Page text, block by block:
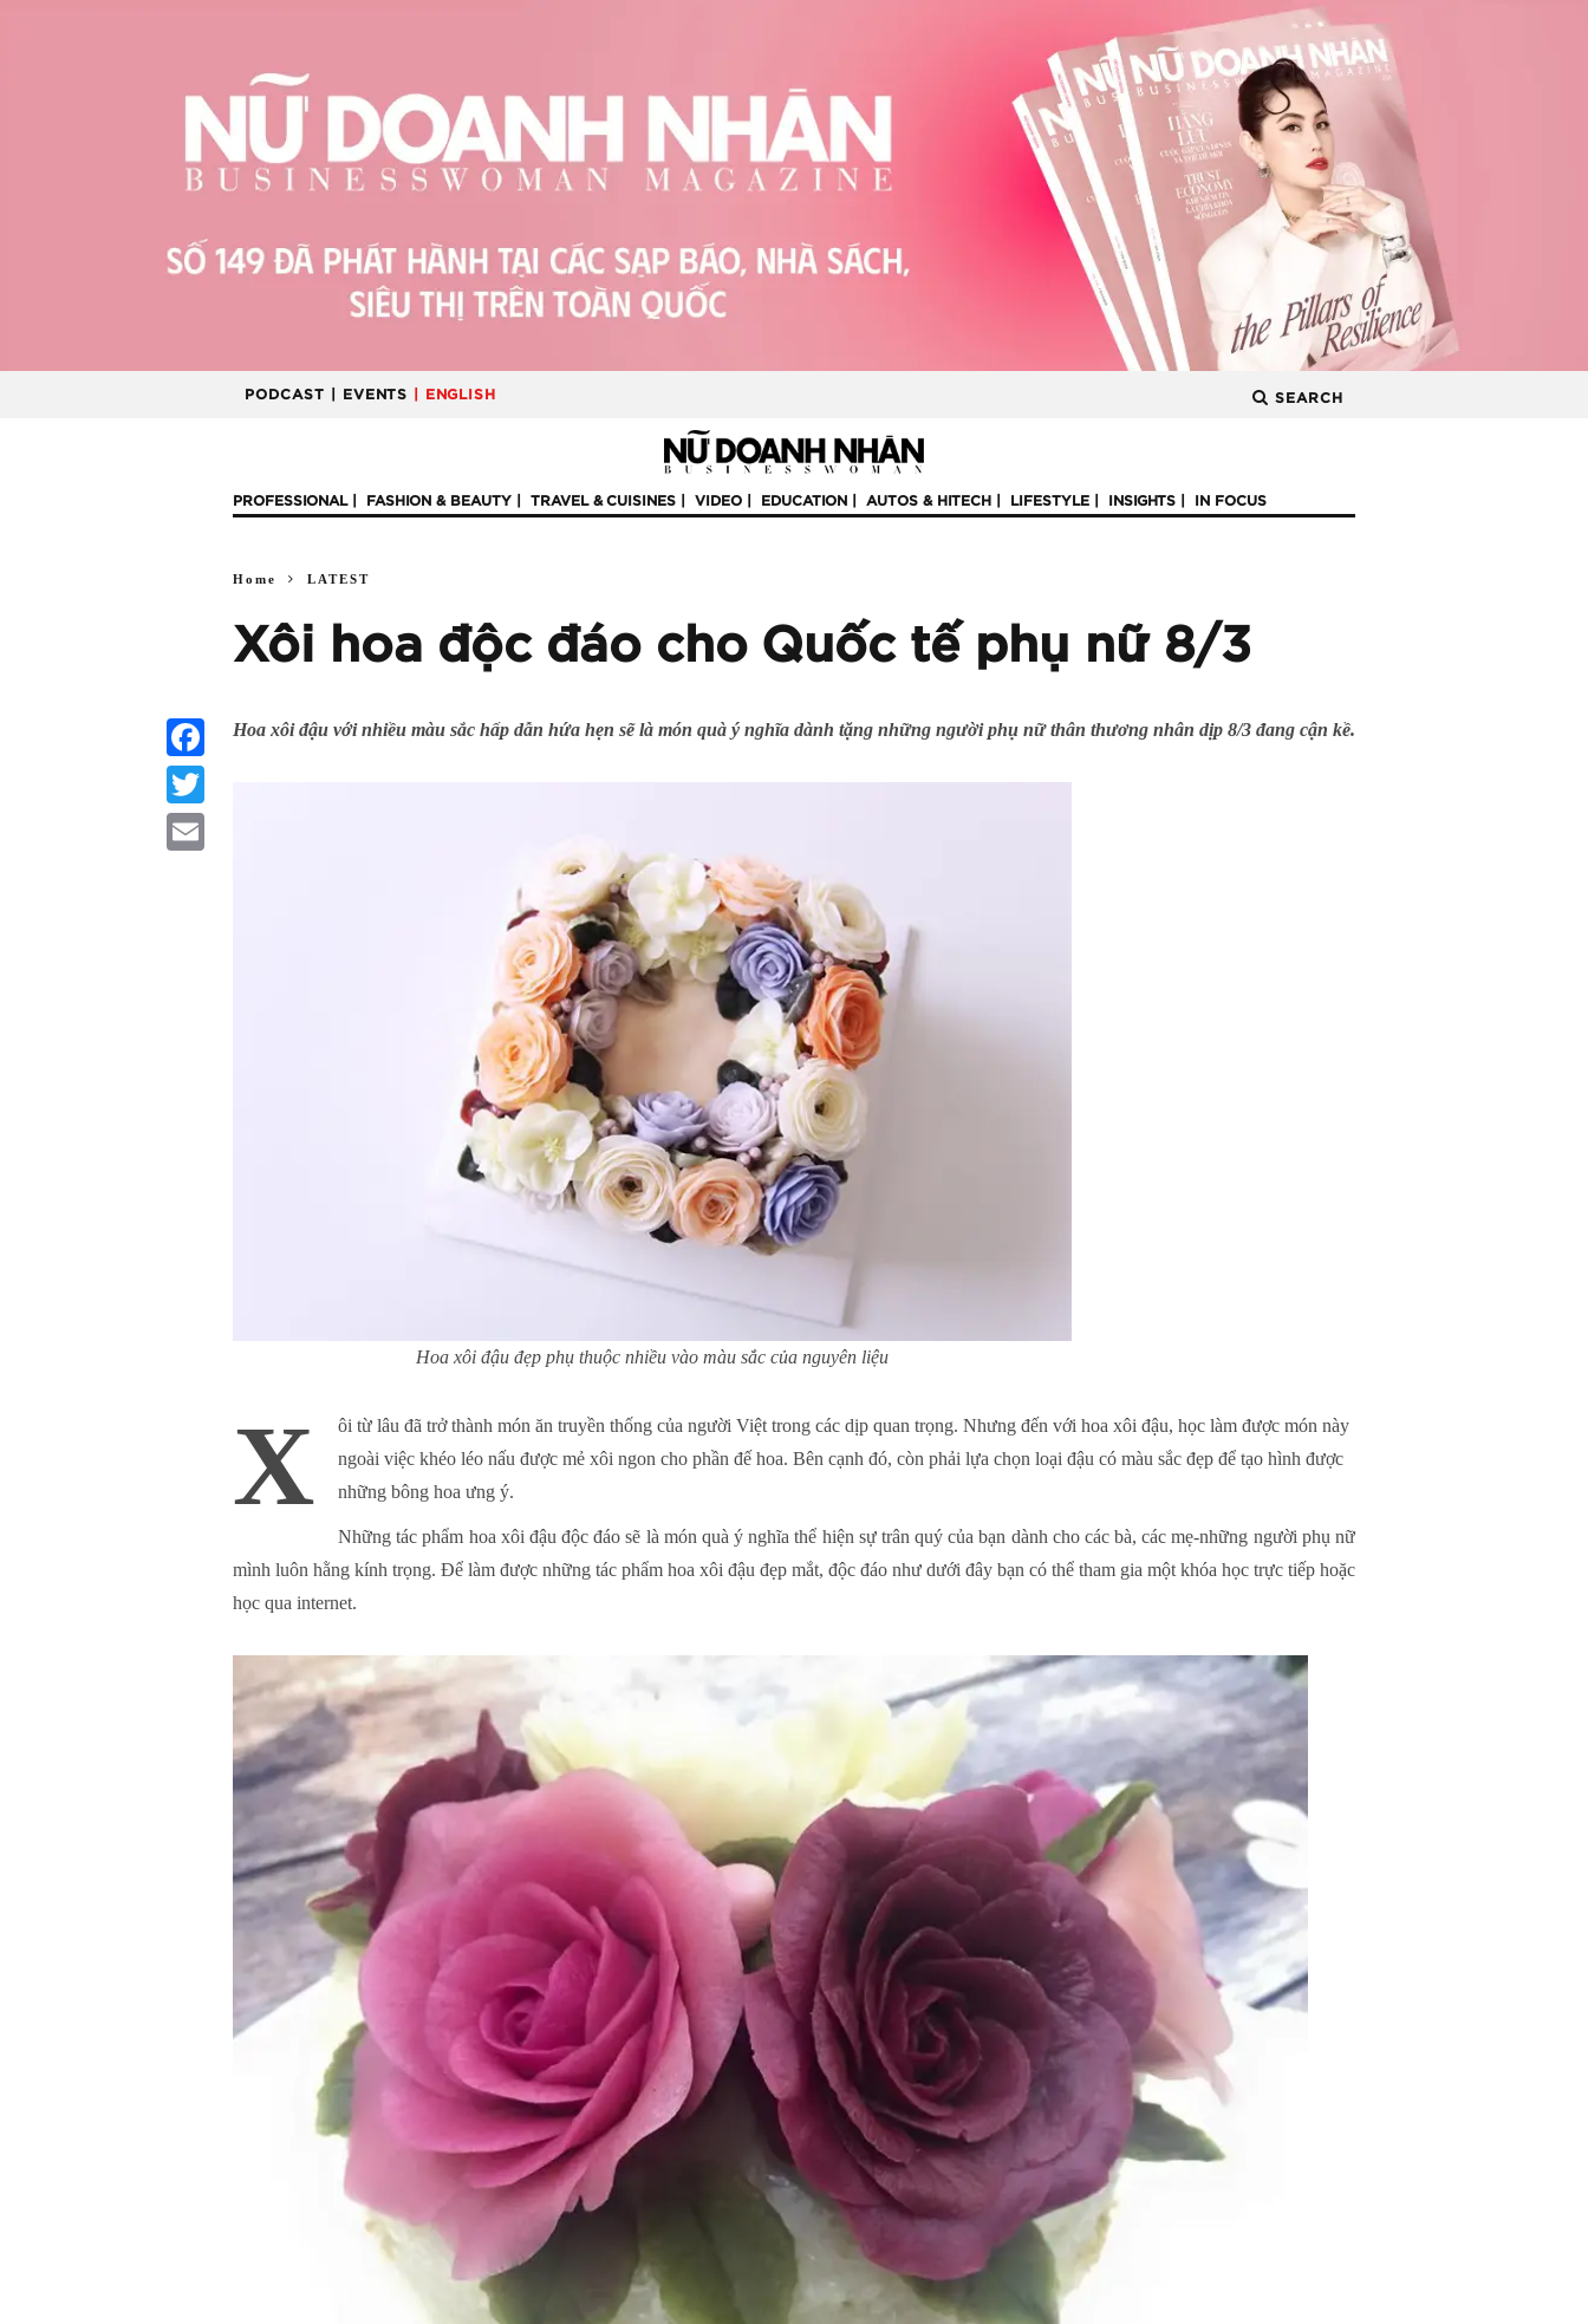
PODCAST | EVENTS | ENGLISH SEARCH
PROFESSIONAL FASHION & BEAUTY TRAVEL & CUISINES VIDEO EDUCATION AUTOS & HITECH LIFESTYLE INSIGHTS IN FOCUS
Home LATEST
Xôi hoa độc đáo cho Quốc tế phụ nữ 8/3
Hoa xôi đậu với nhiều màu sắc hấp dẫn hứa hẹn sẽ là món quà ý nghĩa dành tặng những người phụ nữ thân thương nhân dịp 8/3 đang cận kề.
Hoa xôi đậu đẹp phụ thuộc nhiều vào màu sắc của nguyên liệu
X
ôi từ lâu đã trở thành món ăn truyền thống của người Việt trong các dịp quan trọng. Nhưng đến với hoa xôi đậu, học làm được món này
ngoài việc khéo léo nấu được mẻ xôi ngon cho phần đế hoa. Bên cạnh đó, còn phải lựa chọn loại đậu có màu sắc đẹp để tạo hình được
những bông hoa ưng ý.
Những tác phẩm hoa xôi đậu độc đáo sẽ là món quà ý nghĩa thể hiện sự trân quý của bạn dành cho các bà, các mẹ-những người phụ nữ
mình luôn hằng kính trọng. Để làm được những tác phẩm hoa xôi đậu đẹp mắt, độc đáo như dưới đây bạn có thể tham gia một khóa học trực tiếp hoặc
học qua internet.
Facebook
Twitter